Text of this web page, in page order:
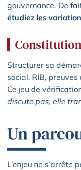
gouvernance. De
étudiez les
Structurer sa
social, RIB,
Ce jeu de
discute pas, elle
Un
L’enjeu ne